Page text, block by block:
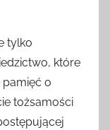
tylko
które
pamięć o
tożsamości